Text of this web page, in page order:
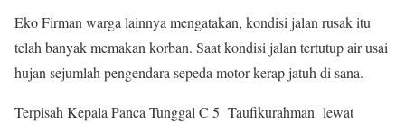
Eko Firman warga lainnya mengatakan, kondisi jalan rusak itu
telah banyak memakan korban. Saat kondisi jalan tertutup air usai
hujan sejumlah pengendara sepeda motor kerap jatuh di sana.
Terpisah Kepala Panca Tunggal C 5 Taufikurahman lewat